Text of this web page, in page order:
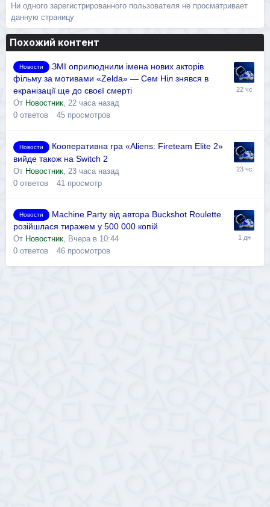
Ни одного зарегистрированного пользователя не просматривает
данную страницу
Похожий контент
Новости
ЗМІ оприлюднили імена нових акторів
фільму за мотивами «Zelda» — Сем Ніл знявся в
екранізації ще до своєї смерті
От Новостник, 22 часа назад
0 ответов 45 просмотров
Новости
Кооперативна гра «Aliens: Fireteam Elite 2»
вийде також на Switch 2
От Новостник 23 часа назад
0 ответов 41 просмотр
Новости
Machine Party від автора Buckshot Roulette
розійшлася тиражем у 500 000 копій
От Новостник
Вчера в 10:44
0 ответов 46 просмотров